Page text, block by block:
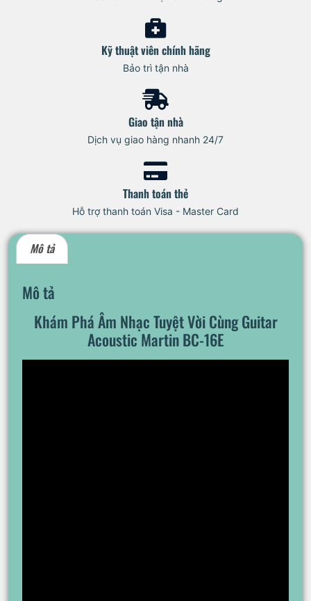
Kỹ thuật viên chính hãng
Bảo trì tận nhà
Giao tận nhà
Dịch vụ giao hàng nhanh 24/7
Thanh toán thẻ
Hỗ trợ thanh toán Visa - Master Card
Mô tả
Mô tả
Khám Phá Âm Nhạc Tuyệt Vời Cùng Guitar
Acoustic Martin BC-16E